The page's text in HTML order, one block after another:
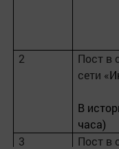
2
Пост в
сети «
В
часа)
3
Пост в